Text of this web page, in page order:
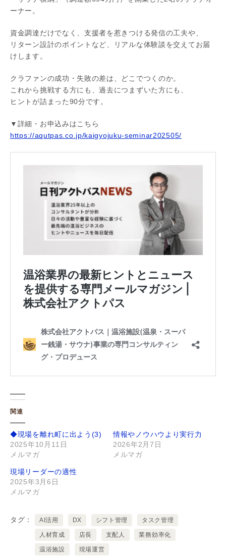
ーナー。
資金調達だけでなく、支援者を惹きつける発信の工夫や、
リターン設計のポイントなど、リアルな体験談を交えてお届
けします。
クラファンの成功・失敗の差は、どこでつくのか。
これから挑戦する方にも、過去につまずいた方にも、
ヒントが詰まった90分です。
▼詳細・お申込みはこちら
https://aqutpas.co.jp/kaigyojuku-seminar202505/
関連
◆現場を離れ町に出よう(3)
2025年10月11日
メルマガ
情報やノウハウより実行力
2026年2月7日
メルマガ
現場リーダーの適性
2025年3月6日
メルマガ
タグ AI活用 DX シフト管理 タスク管理
人材育成 店長 支配人 業務効率化
温浴施設 現場運営